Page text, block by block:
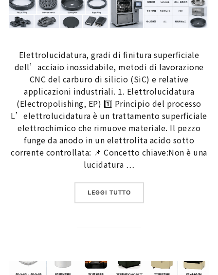
Elettrolucidatura, gradi di finitura superficiale
dell’acciaio inossidabile, metodi di lavorazione
CNC del carburo di silicio (SiC) e relative
applicazioni industriali. 1. Elettrolucidatura
(Electropolishing, EP) 1️⃣ Principio del processo
L’elettrolucidatura è un trattamento superficiale
elettrochimico che rimuove materiale. Il pezzo
funge da anodo in un elettrolita acido sotto
corrente controllata: 📌 Concetto chiave:Non è una
lucidatura …
LEGGI TUTTO“ELETTROLUCIDATURA,